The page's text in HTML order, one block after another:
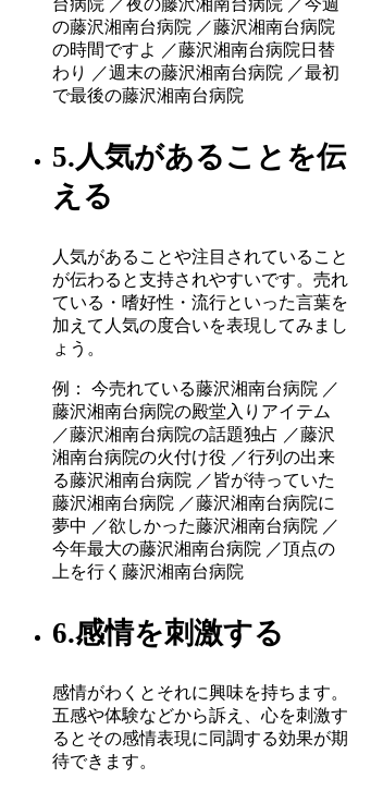
台病院 ／夜の藤沢湘南台病院 ／今週
の藤沢湘南台病院 ／藤沢湘南台病院
の時間ですよ ／藤沢湘南台病院日替
わり ／週末の藤沢湘南台病院 ／最初
で最後の藤沢湘南台病院
5.人気があることを伝
える
人気があることや注目されていること
が伝わると支持されやすいです。売れ
ている・嗜好性・流行といった言葉を
加えて人気の度合いを表現してみまし
ょう。
例： 今売れている藤沢湘南台病院 ／
藤沢湘南台病院の殿堂入りアイテム
／藤沢湘南台病院の話題独占 ／藤沢
湘南台病院の火付け役 ／行列の出来
る藤沢湘南台病院 ／皆が待っていた
藤沢湘南台病院 ／藤沢湘南台病院に
夢中 ／欲しかった藤沢湘南台病院 ／
今年最大の藤沢湘南台病院 ／頂点の
上を行く藤沢湘南台病院
6.感情を刺激する
感情がわくとそれに興味を持ちます。
五感や体験などから訴え、心を刺激す
るとその感情表現に同調する効果が期
待できます。